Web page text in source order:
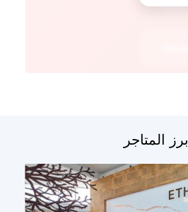
أبرز المتاجر